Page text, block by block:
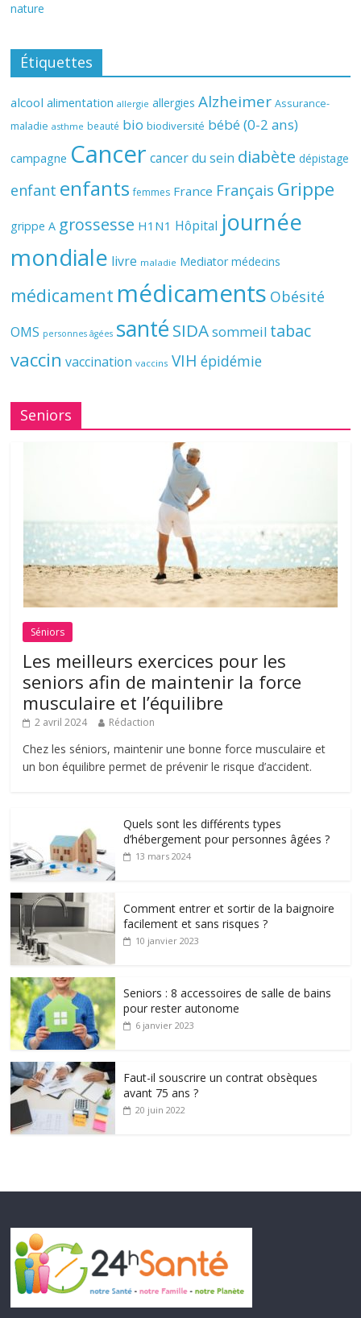
nature
Étiquettes
alcool alimentation allergie allergies Alzheimer Assurance-
maladie asthme beauté bio biodiversité bébé (0-2 ans)
campagne Cancer cancer du sein diabète dépistage
enfant enfants femmes France Français Grippe
grippe A grossesse H1N1 Hôpital journée
mondiale livre maladie Mediator médecins
médicament médicaments Obésité
OMS personnes âgées santé SIDAsommeil tabac
vaccin vaccination vaccins VIH épidémie
Seniors
Séniors
Les meilleurs exercices pour les
seniors afin de maintenir la force
musculaire et l’équilibre
2 avril 2024 Rédaction
Chez les séniors, maintenir une bonne force musculaire et
un bon équilibre permet de prévenir le risque d’accident.
Quels sont les différents types
d’hébergement pour personnes âgées ?
13 mars 2024
Comment entrer et sortir de la baignoire
facilement et sans risques ?
10 janvier 2023
Seniors : 8 accessoires de salle de bains
pour rester autonome
6 janvier 2023
Faut-il souscrire un contrat obsèques
avant 75 ans ?
20 juin 2022